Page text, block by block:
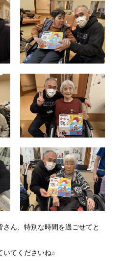
さん、特別な時間を過ごせてと
いてくださいね☆